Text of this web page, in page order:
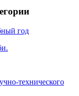
год
технического